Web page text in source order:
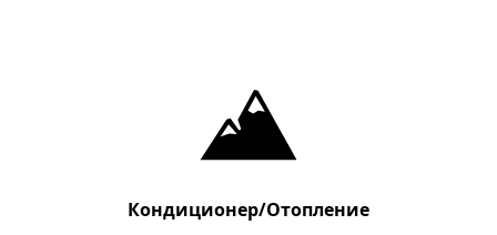
Кондиционер/Отопление